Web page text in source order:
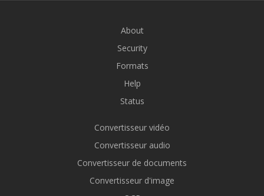
About
Security
Formats
Help
Status
Convertisseur vidéo
Convertisseur audio
Convertisseur de documents
Convertisseur d'image